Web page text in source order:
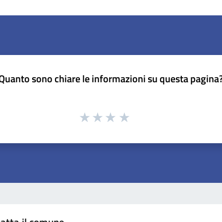
sono chiare le informazioni su questa